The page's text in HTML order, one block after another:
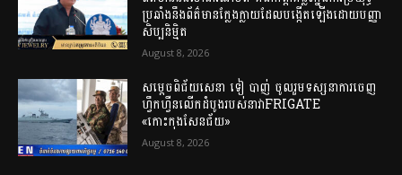
ប្រឆាំងនឹងព័ត៌មានក្លែងក្លាយដែលបង្កើតឡើងដោយបញ្ញា
សិប្បនិម្មិត
August 8, 2026
សម្តេចពិជ័យសេនា ទៀ បាញ់ ចូលរួមទស្សនាការចេញ
ហ្វឹកហ្វឺនលើកដំបូងរបស់នាវាFRIGATE
«កោះកុងសែនជ័យ»
August 8, 2026